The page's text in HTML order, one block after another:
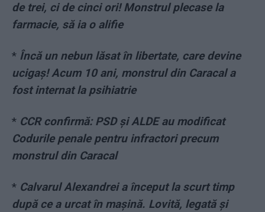
de trei, ci de cinci ori! Monstrul plecase la
farmacie, să ia o alifie
* Încă un nebun lăsat în libertate, care devine
ucigaș! Acum 10 ani, monstrul din Caracal a
fost internat la psihiatrie
* CCR confirmă: PSD și ALDE au modificat
Codurile penale pentru infractori precum
monstrul din Caracal
* Calvarul Alexandrei a început la scurt timp
după ce a urcat în mașină. Lovită, legată și